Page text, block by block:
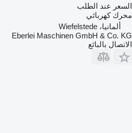
السعر عند الطلب
محرك كهربائي
ألمانيا، Wiefelstede
Eberlei Maschinen GmbH & Co. KG
الاتصال بالبائع